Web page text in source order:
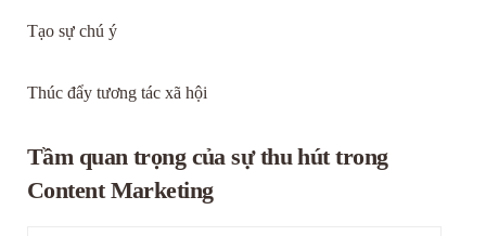
Tạo sự chú ý
Thúc đẩy tương tác xã hội
Tầm quan trọng của sự thu hút trong
Content Marketing